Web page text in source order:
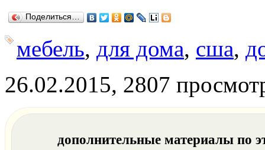
Поделиться…
мебель, для дома, сша,
26.02.2015, 2807
дополнительные материалы по